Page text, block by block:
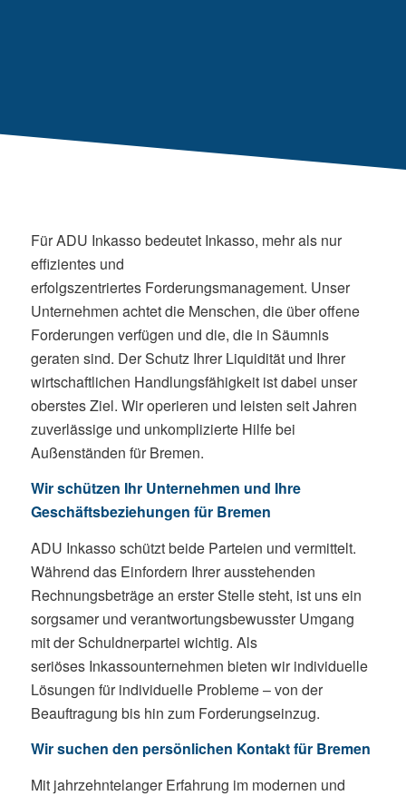
Für ADU Inkasso bedeutet Inkasso, mehr als nur
effizientes und
erfolgszentriertes Forderungsmanagement. Unser
Unternehmen achtet die Menschen, die über offene
Forderungen verfügen und die, die in Säumnis
geraten sind. Der Schutz Ihrer Liquidität und Ihrer
wirtschaftlichen Handlungsfähigkeit ist dabei unser
oberstes Ziel. Wir operieren und leisten seit Jahren
zuverlässige und unkomplizierte Hilfe bei
Außenständen für Bremen.
Wir schützen Ihr Unternehmen und Ihre
Geschäftsbeziehungen für Bremen
ADU Inkasso schützt beide Parteien und vermittelt.
Während das Einfordern Ihrer ausstehenden
Rechnungsbeträge an erster Stelle steht, ist uns ein
sorgsamer und verantwortungsbewusster Umgang
mit der Schuldnerpartei wichtig. Als
seriöses Inkassounternehmen bieten wir individuelle
Lösungen für individuelle Probleme – von der
Beauftragung bis hin zum Forderungseinzug.
Wir suchen den persönlichen Kontakt für Bremen
Mit jahrzehntelanger Erfahrung im modernen und